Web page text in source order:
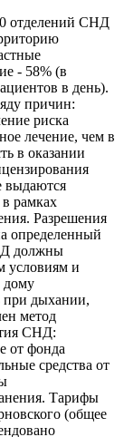
отделений СНД
- 58% (в
в день).
причин:
риска
лечение, чем в
в оказании
выдаются
рамках
Разрешения
определенный
должны
условиям и
дому
при дыхании,
метод
СНД:
от фонда
средства от
Тарифы
(общее